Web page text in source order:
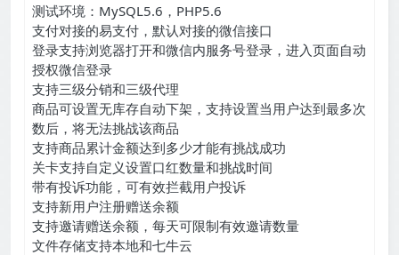
测试环境：MySQL5.6，PHP5.6
支付对接的易支付，默认对接的微信接口
登录支持浏览器打开和微信内服务号登录，进入页面自动
授权微信登录
支持三级分销和三级代理
商品可设置无库存自动下架，支持设置当用户达到最多次
数后，将无法挑战该商品
支持商品累计金额达到多少才能有挑战成功
关卡支持自定义设置口红数量和挑战时间
带有投诉功能，可有效拦截用户投诉
支持新用户注册赠送余额
支持邀请赠送余额，每天可限制有效邀请数量
文件存储支持本地和七牛云